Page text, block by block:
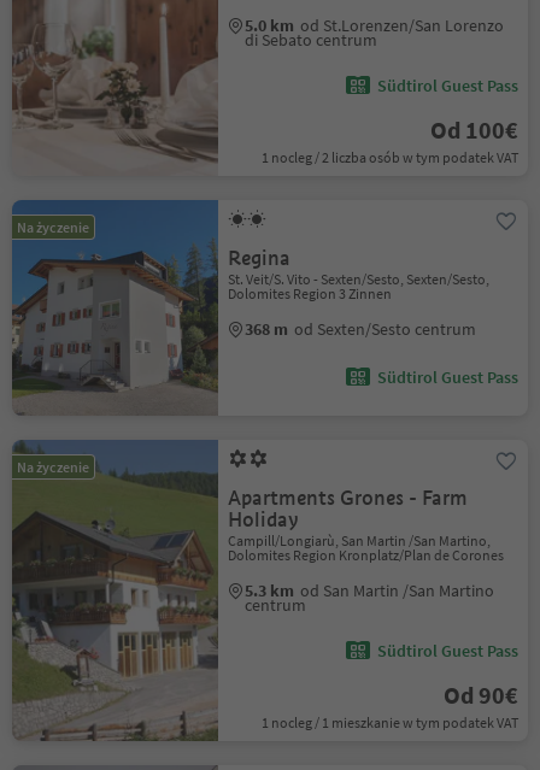
5.0 km od St.Lorenzen/San Lorenzo
di Sebato centrum
Südtirol Guest Pass
Od 100€
1 nocleg / 2 liczba osób w tym podatek VAT
Na życzenie
Regina
St. Veit/S. Vito - Sexten/Sesto, Sexten/Sesto,
Dolomites Region 3 Zinnen
368 m od Sexten/Sesto centrum
Südtirol Guest Pass
Na życzenie
Apartments Grones - Farm
Holiday
Campill/Longiarù, San Martin /San Martino,
Dolomites Region Kronplatz/Plan de Corones
5.3 km od San Martin /San Martino
centrum
Südtirol Guest Pass
Od 90€
1 nocleg / 1 mieszkanie w tym podatek VAT